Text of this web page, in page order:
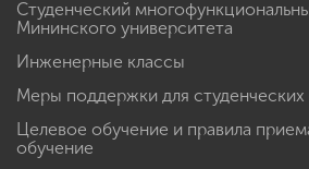
Студенческий
Мининского университета
Инженерные классы
Меры поддержки для
Целевое обучение и правила
обучение